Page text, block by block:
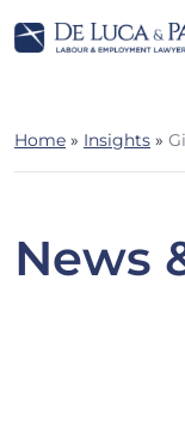
Home » Insights »
News